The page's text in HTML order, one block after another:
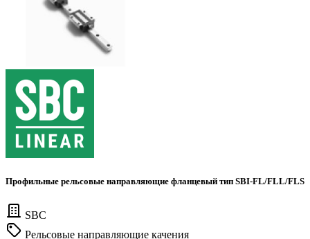
Профильные рельсовые направляющие фланцевый тип SBI-FL/FLL/FLS
SBC
Рельсовые направляющие качения